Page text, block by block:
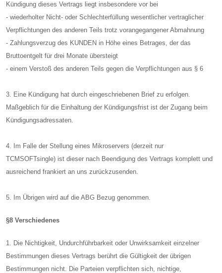
Kündigung dieses Vertrags liegt insbesondere vor bei
- wiederholter Nicht- oder Schlechterfüllung wesentlicher vertraglicher
Verpflichtungen des anderen Teils trotz vorangegangener Abmahnung
- Zahlungsverzug des KUNDEN in Höhe eines Betrages, der das
Bruttoentgelt für drei Monate übersteigt
- einem Verstoß des anderen Teils gegen die Verpflichtungen aus § 6
3. Eine Kündigung hat durch eingeschriebenen Brief zu erfolgen.
Maßgeblich für die Einhaltung der Kündigungsfrist ist der Zugang beim
Kündigungsadressaten.
4. Im Falle der Stellung eines Mikroservers (derzeit nur
TCMSOFTsingle) ist dieser nach Beendigung des Vertrags komplett und
ausreichend frankiert an uns zurückzusenden.
5. Im Übrigen wird auf die ABG Bezug genommen.
§8 Verschiedenes
1. Die Nichtigkeit, Undurchführbarkeit oder Unwirksamkeit einzelner
Bestimmungen dieses Vertrags berührt die Gültigkeit der übrigen
Bestimmungen nicht. Die Parteien verpflichten sich, nichtige,